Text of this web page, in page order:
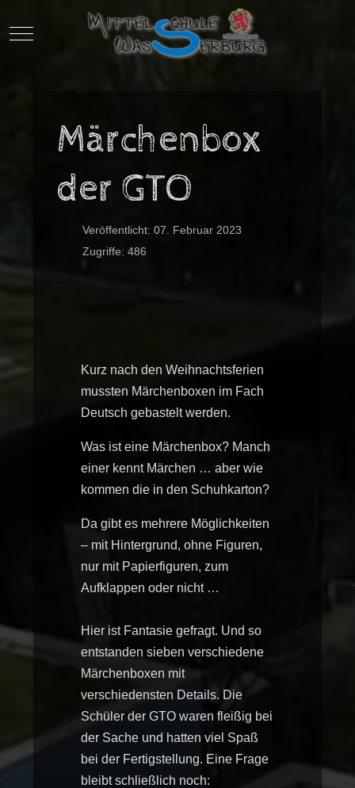
Mobile Menu Toggle
Märchenbox
der GTO
Veröffentlicht: 07. Februar 2023
Zugriffe: 486
Kurz nach den Weihnachtsferien
mussten Märchenboxen im Fach
Deutsch gebastelt werden.
Was ist eine Märchenbox? Manch
einer kennt Märchen … aber wie
kommen die in den Schuhkarton?
Da gibt es mehrere Möglichkeiten
– mit Hintergrund, ohne Figuren,
nur mit Papierfiguren, zum
Aufklappen oder nicht …
Hier ist Fantasie gefragt. Und so
entstanden sieben verschiedene
Märchenboxen mit
verschiedensten Details. Die
Schüler der GTO waren fleißig bei
der Sache und hatten viel Spaß
bei der Fertigstellung. Eine Frage
bleibt schließlich noch: